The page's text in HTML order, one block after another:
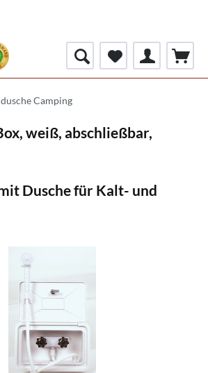
Camping
weiß, abschließbar,
Dusche für Kalt- und